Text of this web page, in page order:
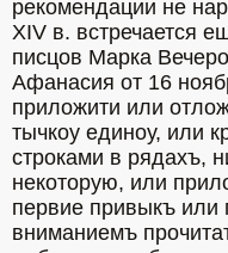
рекомендации не
XIV в. встречается
писцов Марка
Афанасия от 16
приложити или
тычкоу единоу, или
строками в рядахъ,
некоторую, или
первие привыкъ или
вниманиемъ